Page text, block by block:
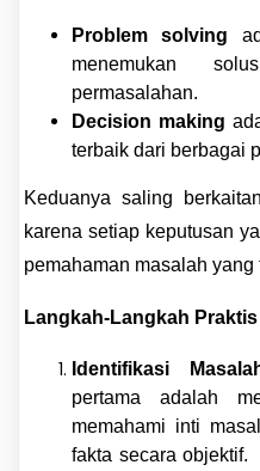
Problem solving
menemukan
permasalahan.
Decision making
terbaik dari berbagai
Keduanya saling
karena setiap keputusan
pemahaman masalah yang
Langkah-Langkah
Identifikasi
pertama adalah
memahami inti
fakta secara objektif.